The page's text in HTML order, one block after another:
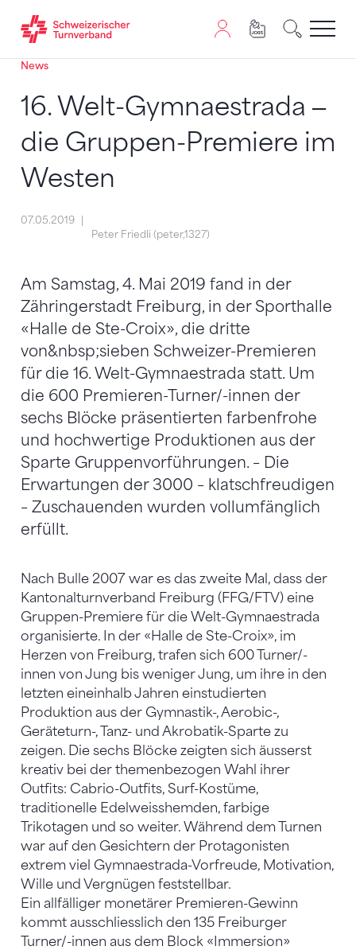
Zum Inhalt springen
Zur Sitemap navigieren
Zum Navigieren dieser Seite wird JavaScript benötigt.
News
16. Welt-Gymnaestrada ‒
die Gruppen-Premiere im
Westen
07.05.2019
Peter Friedli (peter,1327)
Am Samstag, 4. Mai 2019 fand in der
Zähringerstadt Freiburg, in der Sporthalle
«Halle de Ste-Croix», die dritte
von&nbsp;sieben Schweizer-Premieren
für die 16. Welt-Gymnaestrada statt. Um
die 600 Premieren-Turner/-innen der
sechs Blöcke präsentierten farbenfrohe
und hochwertige Produktionen aus der
Sparte Gruppenvorführungen. – Die
Erwartungen der 3000 – klatschfreudigen
– Zuschauenden wurden vollumfänglich
erfüllt.
Nach Bulle 2007 war es das zweite Mal, dass der
Kantonalturnverband Freiburg (FFG/FTV) eine
Gruppen-Premiere für die Welt-Gymnaestrada
organisierte. In der «Halle de Ste-Croix», im
Herzen von Freiburg, trafen sich 600 Turner/-
innen von Jung bis weniger Jung, um ihre in den
letzten eineinhalb Jahren einstudierten
Produktion aus der Gymnastik-, Aerobic-,
Geräteturn-, Tanz- und Akrobatik-Sparte zu
zeigen. Die sechs Blöcke zeigten sich äusserst
kreativ bei der themenbezogen Wahl ihrer
Outfits: Cabrio-Outfits, Surf-Kostüme,
traditionelle Edelweisshemden, farbige
Trikotagen und so weiter. Während dem Turnen
war auf den Gesichtern der Protagonisten
extrem viel Gymnaestrada-Vorfreude, Motivation,
Wille und Vergnügen feststellbar.
Ein allfälliger monetärer Premieren-Gewinn
kommt ausschliesslich den 135 Freiburger
Turner/-innen aus dem Block «Immersion»